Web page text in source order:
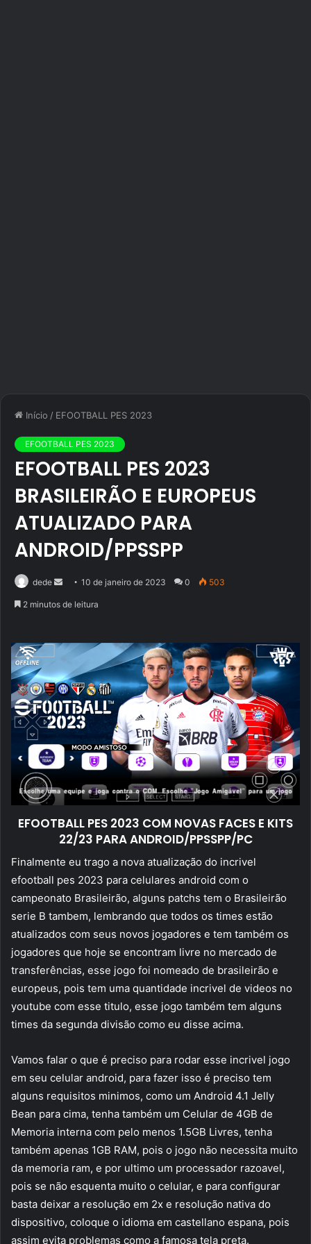
Início / EFOOTBALL PES 2023
EFOOTBALL PES 2023
EFOOTBALL PES 2023
BRASILEIRÃO E EUROPEUS
ATUALIZADO PARA
ANDROID/PPSSPP
dede
Mande10 de janeiro de 2023 0 503
2 minutos de leitura
EFOOTBALL PES 2023 COM NOVAS FACES E KITS
22/23 PARA ANDROID/PPSSPP/PC
Finalmente eu trago a nova atualização do incrivel
efootball pes 2023 para celulares android com o
campeonato Brasileirão, alguns patchs tem o Brasileirão
serie B tambem, lembrando que todos os times estão
atualizados com seus novos jogadores e tem também os
jogadores que hoje se encontram livre no mercado de
transferências, esse jogo foi nomeado de brasileirão e
europeus, pois tem uma quantidade incrivel de videos no
youtube com esse titulo, esse jogo também tem alguns
times da segunda divisão como eu disse acima.
Vamos falar o que é preciso para rodar esse incrivel jogo
em seu celular android, para fazer isso é preciso tem
alguns requisitos minimos, como um Android 4.1 Jelly
Bean para cima, tenha também um Celular de 4GB de
Memoria interna com pelo menos 1.5GB Livres, tenha
também apenas 1GB RAM, pois o jogo não necessita muito
da memoria ram, e por ultimo um processador razoavel,
pois se não esquenta muito o celular, e para configurar
basta deixar a resolução em 2x e resolução nativa do
dispositivo, coloque o idioma em castellano espana, pois
assim evita problemas como a famosa tela preta.